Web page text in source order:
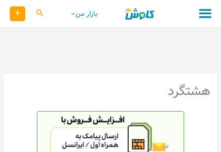
محتوا
بازار من کاوش +
هشتگرد